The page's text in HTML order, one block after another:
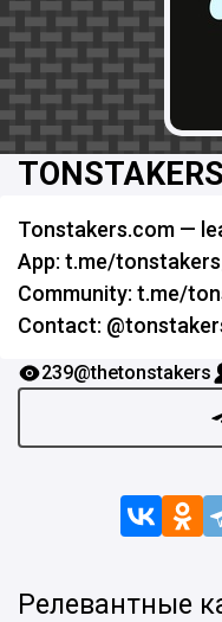
TONSTAKERS
Tonstakers.com —
App: t.me/
Community: t.me/
Contact:
239@thetonstakers
Релевантные